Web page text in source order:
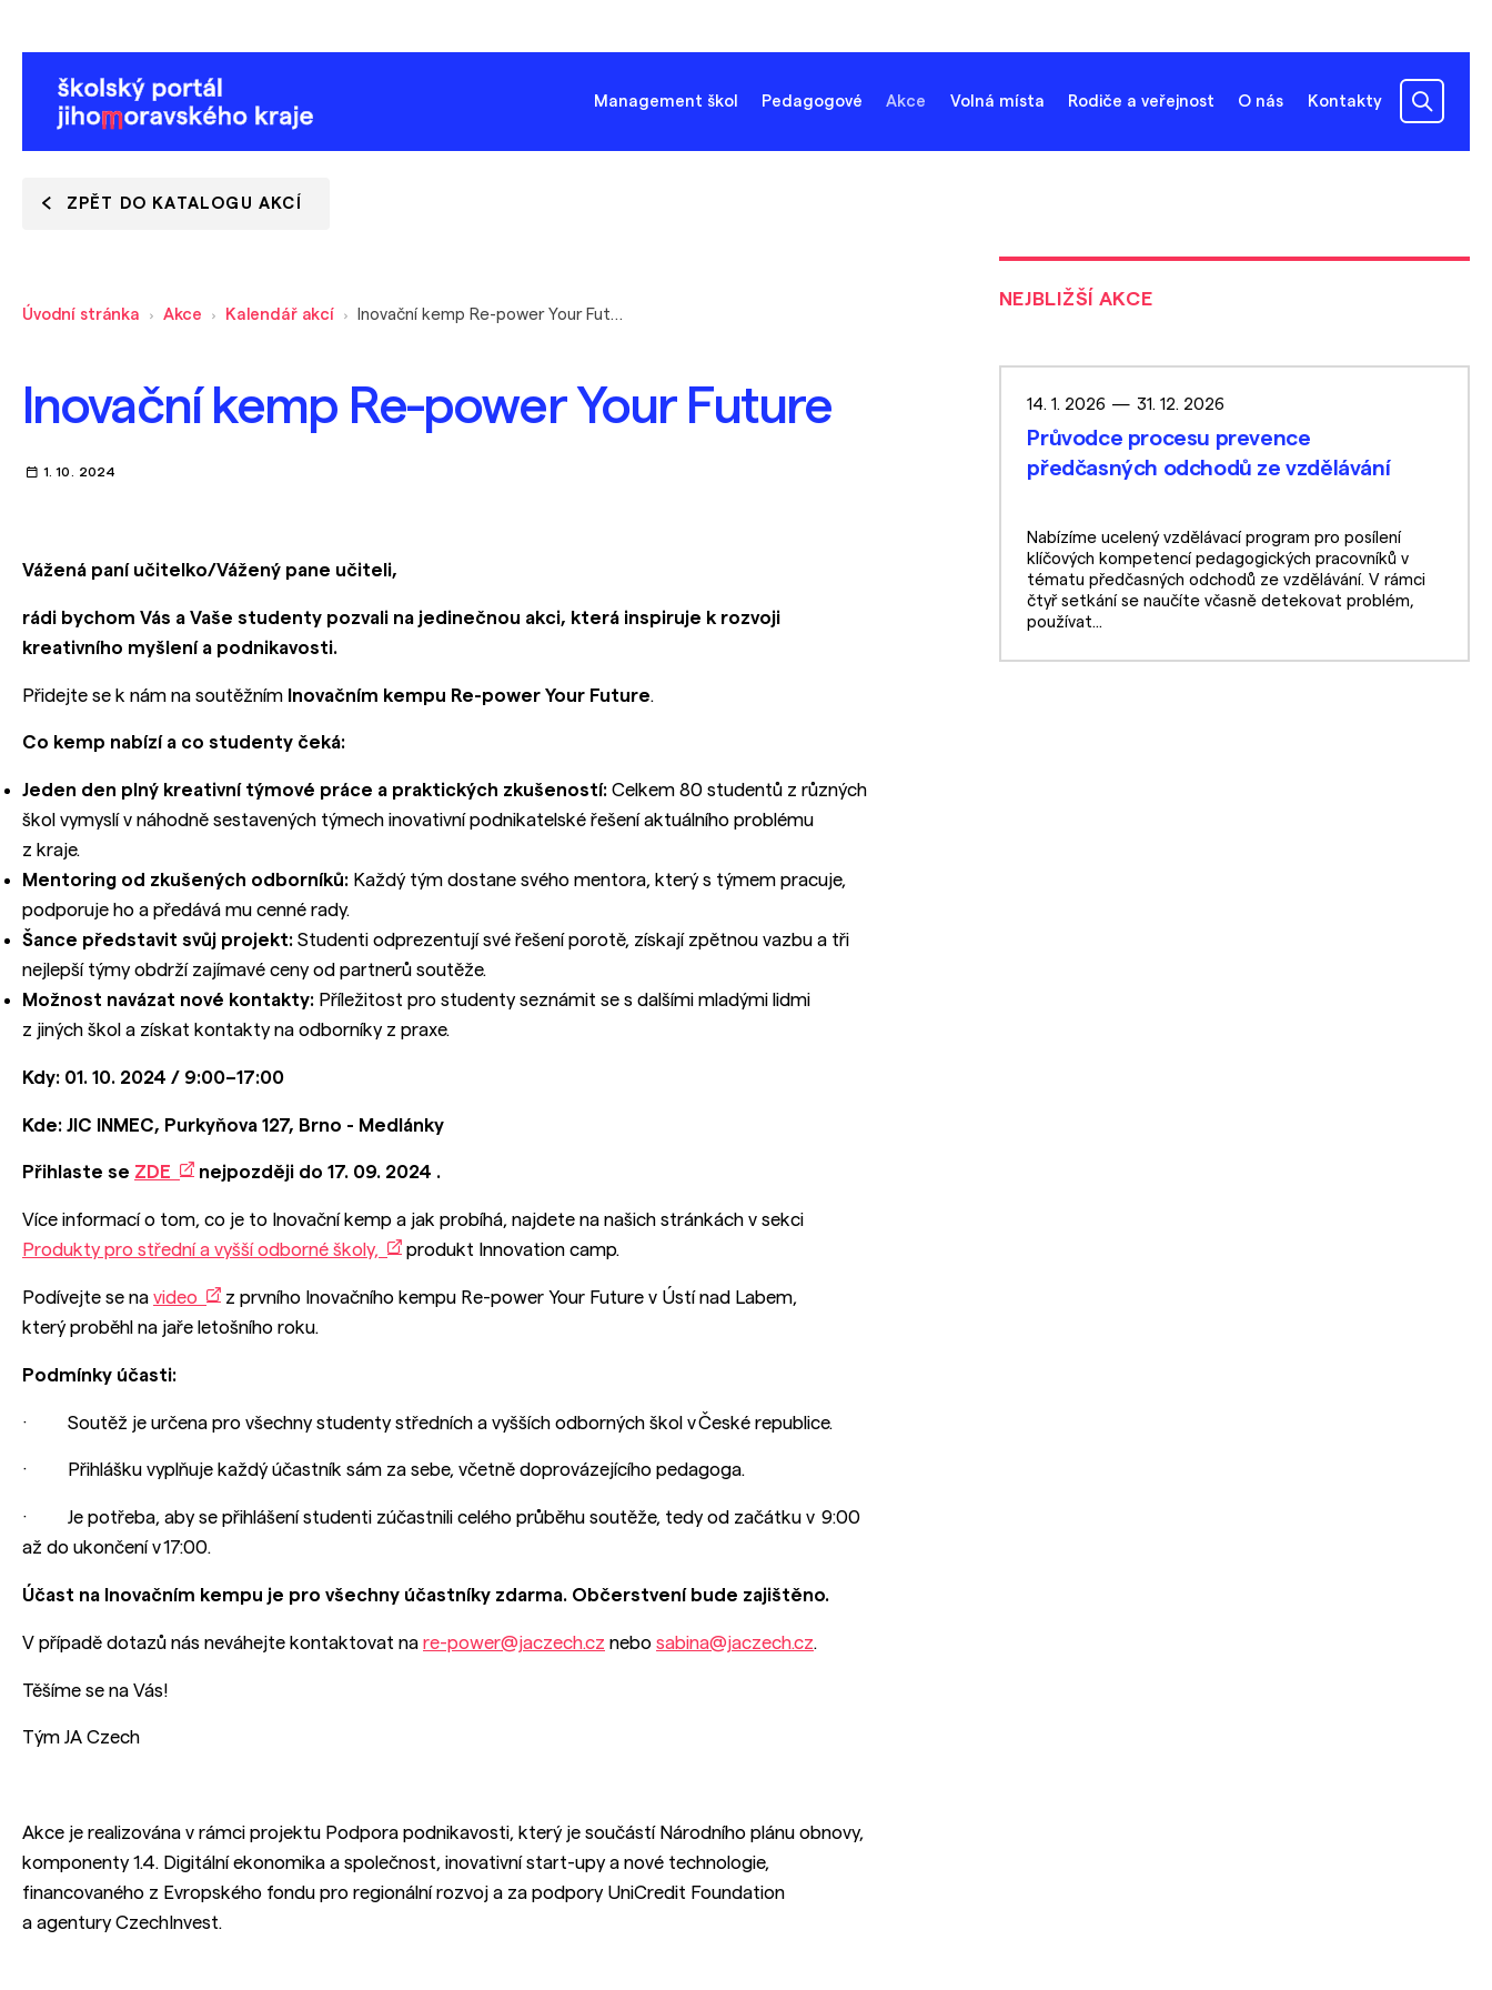
Management škol Pedagogové Akce Volná místa Rodiče a veřejnost O nás Kontakty
ZPĚT DO KATALOGU AKCÍ
Úvodní stránka Akce Kalendář akcí Inovační kemp Re-power Your Future
Inovační kemp Re-power Your Future
1. 10. 2024
Vážená paní učitelko/Vážený pane učiteli,
rádi bychom Vás a Vaše studenty pozvali na jedinečnou akci, která inspiruje k rozvoji
kreativního myšlení a podnikavosti.
Přidejte se k nám na soutěžním Inovačním kempu Re-power Your Future.
Co kemp nabízí a co studenty čeká:
Jeden den plný kreativní týmové práce a praktických zkušeností: Celkem 80 studentů z různých
škol vymyslí v náhodně sestavených týmech inovativní podnikatelské řešení aktuálního problému
z kraje.
Mentoring od zkušených odborníků: Každý tým dostane svého mentora, který s týmem pracuje,
podporuje ho a předává mu cenné rady.
Šance představit svůj projekt: Studenti odprezentují své řešení porotě, získají zpětnou vazbu a tři
nejlepší týmy obdrží zajímavé ceny od partnerů soutěže.
Možnost navázat nové kontakty: Příležitost pro studenty seznámit se s dalšími mladými lidmi
z jiných škol a získat kontakty na odborníky z praxe.
Kdy: 01. 10. 2024 / 9:00–17:00
Kde: JIC INMEC, Purkyňova 127, Brno - Medlánky
Přihlaste se ZDE nejpozději do 17. 09. 2024 .
Více informací o tom, co je to Inovační kemp a jak probíhá, najdete na našich stránkách v sekci
Produkty pro střední a vyšší odborné školy,
produkt Innovation camp.
Podívejte se na video
z prvního Inovačního kempu Re-power Your Future v Ústí nad Labem,
který proběhl na jaře letošního roku.
Podmínky účasti:
· Soutěž je určena pro všechny studenty středních a vyšších odborných škol v České republice.
· Přihlášku vyplňuje každý účastník sám za sebe, včetně doprovázejícího pedagoga.
· Je potřeba, aby se přihlášení studenti zúčastnili celého průběhu soutěže, tedy od začátku v 9:00
až do ukončení v 17:00.
Účast na Inovačním kempu je pro všechny účastníky zdarma. Občerstvení bude zajištěno.
V případě dotazů nás neváhejte kontaktovat na re-power@jaczech.cz nebo sabina@jaczech.cz.
Těšíme se na Vás!
Tým JA Czech
Akce je realizována v rámci projektu Podpora podnikavosti, který je součástí Národního plánu obnovy,
komponenty 1.4. Digitální ekonomika a společnost, inovativní start-upy a nové technologie,
financovaného z Evropského fondu pro regionální rozvoj a za podpory UniCredit Foundation
a agentury CzechInvest.
NEJBLIŽŠÍ AKCE
14. 1. 2026 — 31. 12. 2026
Průvodce procesu prevence
předčasných odchodů ze vzdělávání
Nabízíme ucelený vzdělávací program pro posílení
klíčových kompetencí pedagogických pracovníků v
tématu předčasných odchodů ze vzdělávání. V rámci
čtyř setkání se naučíte včasně detekovat problém,
používat...